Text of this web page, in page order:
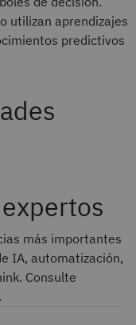
utilizan aprendizajes
predictivos
más importantes
IA, automatización,
Consulte
.